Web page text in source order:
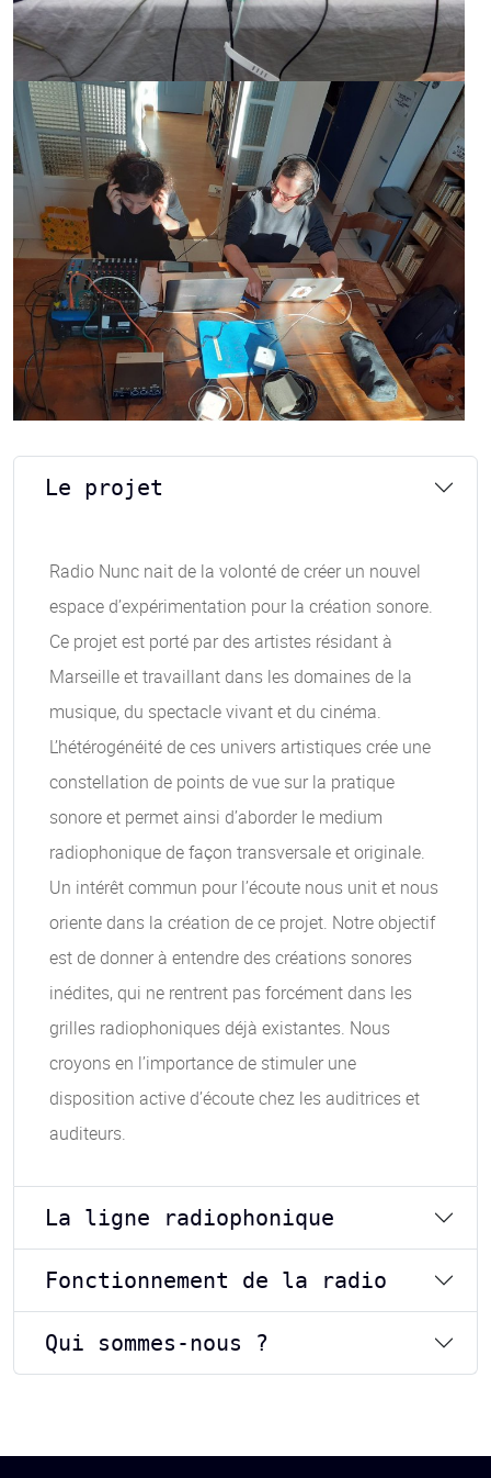
Le projet
Radio Nunc nait de la volonté de créer un nouvel
espace d’expérimentation pour la création sonore.
Ce projet est porté par des artistes résidant à
Marseille et travaillant dans les domaines de la
musique, du spectacle vivant et du cinéma.
L’hétérogénéité de ces univers artistiques crée une
constellation de points de vue sur la pratique
sonore et permet ainsi d’aborder le medium
radiophonique de façon transversale et originale.
Un intérêt commun pour l’écoute nous unit et nous
oriente dans la création de ce projet. Notre objectif
est de donner à entendre des créations sonores
inédites, qui ne rentrent pas forcément dans les
grilles radiophoniques déjà existantes. Nous
croyons en l’importance de stimuler une
disposition active d’écoute chez les auditrices et
auditeurs.
La ligne radiophonique
Fonctionnement de la radio
Qui sommes-nous ?